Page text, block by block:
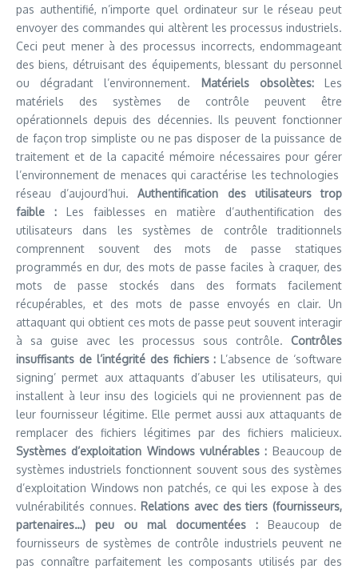
pas authentifié, n’importe quel ordinateur sur le réseau peut
envoyer des commandes qui altèrent les processus industriels.
Ceci peut mener à des processus incorrects, endommageant
des biens, détruisant des équipements, blessant du personnel
ou dégradant l’environnement. Matériels obsolètes:Les
matériels des systèmes de contrôle peuvent être
opérationnels depuis des décennies. Ils peuvent fonctionner
de façon trop simpliste ou ne pas disposer de la puissance de
traitement et de la capacité mémoire nécessaires pour gérer
l’environnement de menaces qui caractérise les technologies
réseau d’aujourd’hui.Authentification des utilisateurs trop
faible :Les faiblesses en matière d’authentification des
utilisateurs dans les systèmes de contrôle traditionnels
comprennent souvent des mots de passe statiques
programmés en dur, des mots de passe faciles à craquer, des
mots de passe stockés dans des formats facilement
récupérables, et des mots de passe envoyés en clair. Un
attaquant qui obtient ces mots de passe peut souvent interagir
à sa guise avec les processus sous contrôle. Contrôles
insuffisants de l’intégrité des fichiers :L’absence de ‘software
signing’ permet aux attaquants d’abuser les utilisateurs, qui
installent à leur insu des logiciels qui ne proviennent pas de
leur fournisseur légitime. Elle permet aussi aux attaquants de
remplacer des fichiers légitimes par des fichiers malicieux.
Systèmes d’exploitation Windows vulnérables : Beaucoup de
systèmes industriels fonctionnent souvent sous des systèmes
d’exploitation Windows non patchés, ce qui les expose à des
vulnérabilités connues. Relations avec des tiers (fournisseurs,
partenaires…) peu ou mal documentées : Beaucoup de
fournisseurs de systèmes de contrôle industriels peuvent ne
pas connaître parfaitement les composants utilisés par des